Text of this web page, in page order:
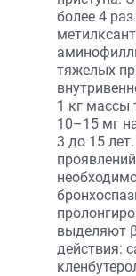
более 4
тяжелых
1 кг массы
10–15 мг
3 до 15
выделяют
действия: